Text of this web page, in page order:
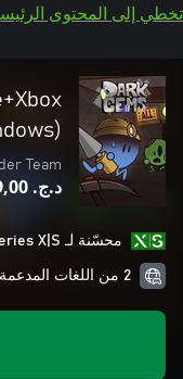
تخطي إلى المحتوى
Team
د.ج.‏ 1.099,00
محسّنة لـ Xbox Series X|S
2 من اللغات المدعمة